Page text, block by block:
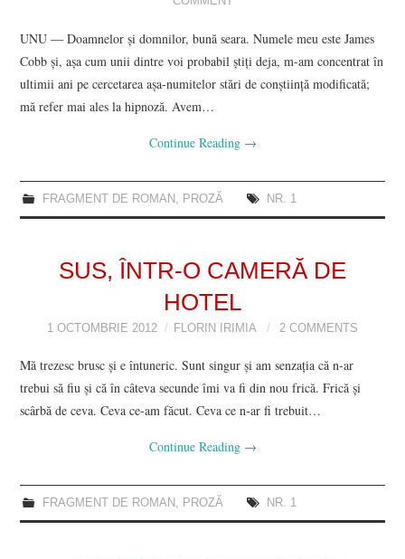
UNU ― Doamnelor şi domnilor, bună seara. Numele meu este James
Cobb şi, aşa cum unii dintre voi probabil ştiţi deja, m-am concentrat în
ultimii ani pe cercetarea aşa-numitelor stări de conştiinţă modificată;
mă refer mai ales la hipnoză. Avem…
Continue Reading →
FRAGMENT DE ROMAN PROZĂ NR. 1
SUS, ÎNTR-O CAMERĂ DE
HOTEL
1 OCTOMBRIE 2012 FLORIN IRIMIA 2 COMMENTS
Mă trezesc brusc şi e întuneric. Sunt singur şi am senzația că n-ar
trebui să fiu şi că în câteva secunde îmi va fi din nou frică. Frică şi
scârbă de ceva. Ceva ce-am făcut. Ceva ce n-ar fi trebuit…
Continue Reading →
FRAGMENT DE ROMAN , PROZĂ NR. 1